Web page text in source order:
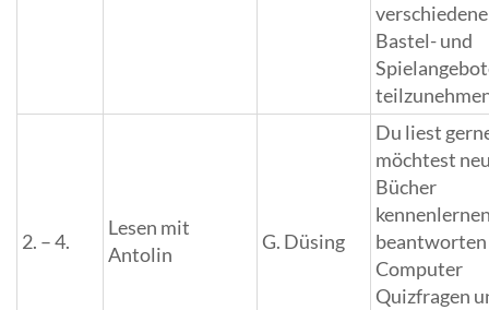
Bastel- und
2. – 4.
Lesen mit
Antolin
G. Düsing
Du liest
möchtest
Bücher
Computer
Quizfragen